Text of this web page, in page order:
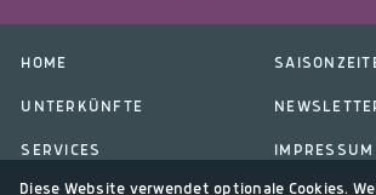
HOME
UNTERKÜNFTE
SERVICES IMPRESSUM
Diese Website verwendet optionale Cookies.